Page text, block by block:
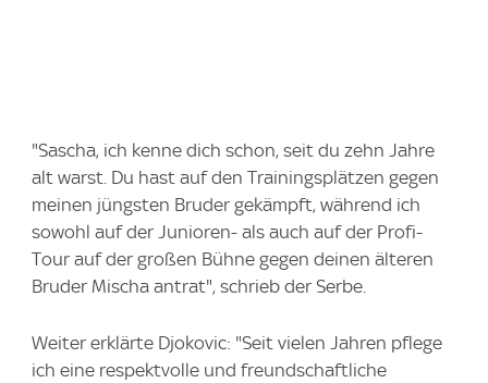
"Sascha, ich kenne dich schon, seit du zehn Jahre
alt warst. Du hast auf den Trainingsplätzen gegen
meinen jüngsten Bruder gekämpft, während ich
sowohl auf der Junioren- als auch auf der Profi-
Tour auf der großen Bühne gegen deinen älteren
Bruder Mischa antrat", schrieb der Serbe.
Weiter erklärte Djokovic: "Seit vielen Jahren pflege
ich eine respektvolle und freundschaftliche